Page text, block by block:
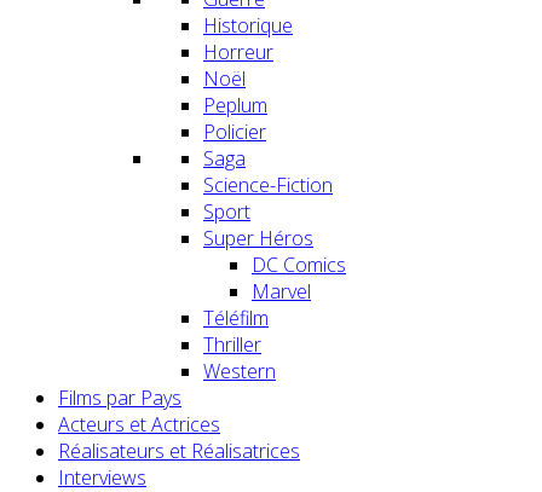
Historique
Horreur
Noël
Peplum
Policier
Saga
Science-Fiction
Sport
Super Héros
DC Comics
Marvel
Téléfilm
Thriller
Western
Films par Pays
Acteurs et Actrices
Réalisateurs et Réalisatrices
Interviews